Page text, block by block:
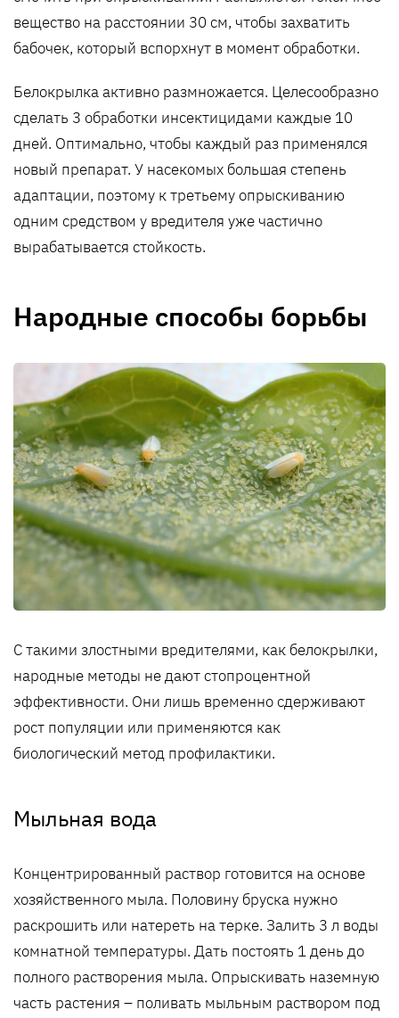
вещество на расстоянии 30 см, чтобы захватить
бабочек, который вспорхнут в момент обработки.
Белокрылка активно размножается. Целесообразно
сделать 3 обработки инсектицидами каждые 10
дней. Оптимально, чтобы каждый раз применялся
новый препарат. У насекомых большая степень
адаптации, поэтому к третьему опрыскиванию
одним средством у вредителя уже частично
вырабатывается стойкость.
Народные способы борьбы
С такими злостными вредителями, как белокрылки,
народные методы не дают стопроцентной
эффективности. Они лишь временно сдерживают
рост популяции или применяются как
биологический метод профилактики.
Мыльная вода
Концентрированный раствор готовится на основе
хозяйственного мыла. Половину бруска нужно
раскрошить или натереть на терке. Залить 3 л воды
комнатной температуры. Дать постоять 1 день до
полного растворения мыла. Опрыскивать наземную
часть растения – поливать мыльным раствором под